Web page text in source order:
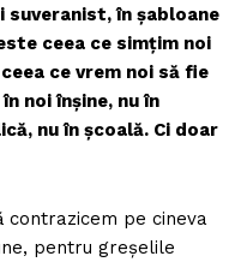
suveranist, în șabloane
ceea ce simțim noi
ce vrem noi să fie
noi înșine, nu în
nu în școală. Ci doar
contrazicem pe cineva
pentru greșelile